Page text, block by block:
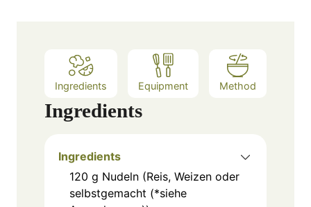
Ingredients Equipment Method
Ingredients
Ingredients
120 g Nudeln (Reis, Weizen oder
selbstgemacht (*siehe